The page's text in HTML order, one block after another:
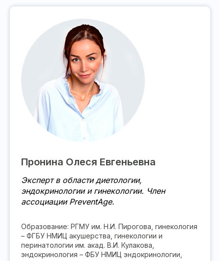
Пронина Олеся Евгеньевна
Эксперт в области диетологии,
эндокринологии и гинекологии. Член
ассоциации PreventAge.
Образование: РГМУ им. Н.И. Пирогова, гинекология
– ФГБУ НМИЦ акушерства, гинекологии и
перинатологии им. акад. В.И. Кулакова,
эндокринология – ФБУ НМИЦ эндокринологии,